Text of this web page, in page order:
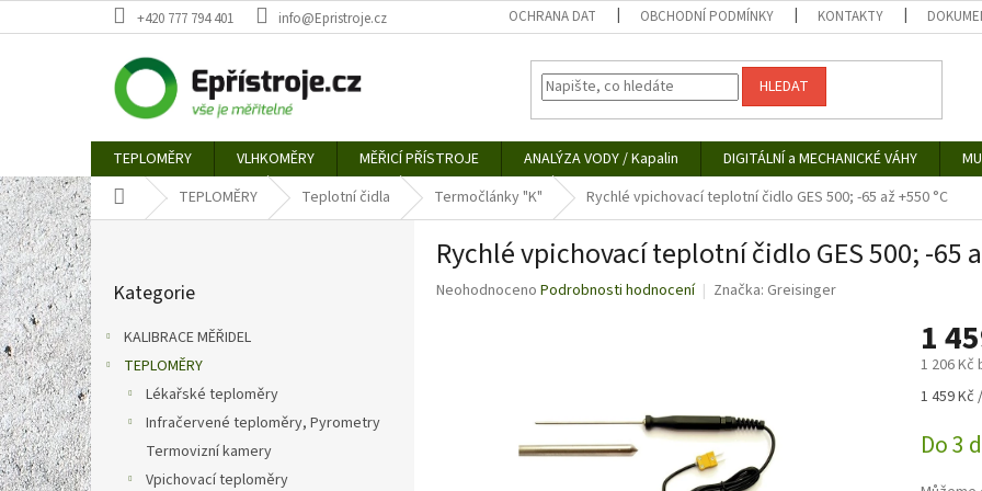
na
+420 777 794 401 info@Epristroje.cz OCHRANA DAT OBCHODNÍ PODMÍNKY KONTAKTY
HLEDAT
TEPLOMĚRY VLHKOMĚRY MĚŘICÍ PŘÍSTROJE ANALÝZA VODY / Kapalin DIGITÁLNÍ a MECHANICKÉ VÁHY
Domů TEPLOMĚRY Teplotní čidla Termočlánky "K" Rychlé vpichovací teplotní čidlo GES 500; -65 až +550 °C
P
o
s
t
r
a
n
n
í
p
a
kategorie
Kategorie
KALIBRACE MĚŘIDEL
TEPLOMĚRY
Lékařské teploměry
Infračervené teploměry, Pyrometry
Termovizní kamery
Vpichovací teploměry
Rychlé vpichovací teplotní čidlo GES 500; -65
Průměrné
Neohodnoceno Podrobnosti hodnocení Značka: Greisinger
1
1 206 Kč
Měrná
1 459 Kč
Do 3